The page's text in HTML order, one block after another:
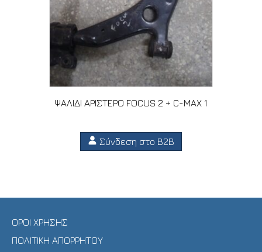
ΨΑΛΙΔΙ ΑΡΙΣΤΕΡΟ FOCUS 2 + C-MAX 1
Σύνδεση στο B2B
ΟΡΟΙ ΧΡΗΣΗΣ
ΠΟΛΙΤΙΚΗ ΑΠΟΡΡΗΤΟΥ